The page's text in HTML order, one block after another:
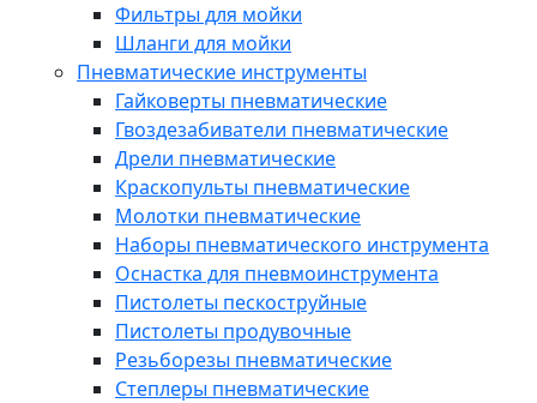
Фильтры для мойки
Шланги для мойки
Пневматические инструменты
Гайковерты пневматические
Гвоздезабиватели пневматические
Дрели пневматические
Краскопульты пневматические
Молотки пневматические
Наборы пневматического инструмента
Оснастка для пневмоинструмента
Пистолеты пескоструйные
Пистолеты продувочные
Резьборезы пневматические
Степлеры пневматические